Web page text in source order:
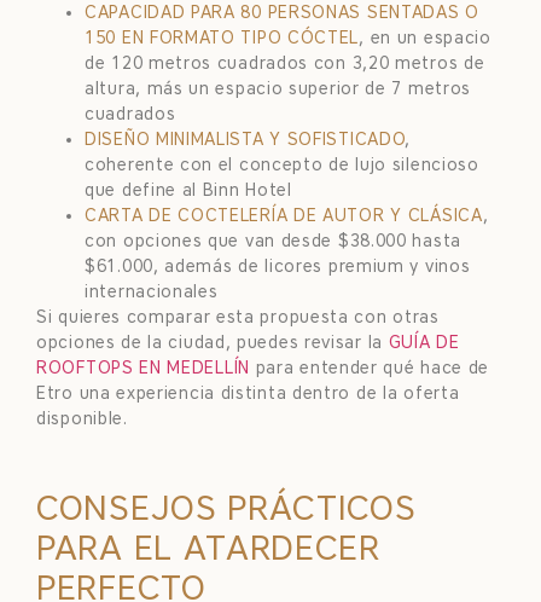
CAPACIDAD PARA 80 PERSONAS SENTADAS O
150 EN FORMATO TIPO CÓCTEL, en un espacio
de 120 metros cuadrados con 3,20 metros de
altura, más un espacio superior de 7 metros
cuadrados
DISEÑO MINIMALISTA Y SOFISTICADO,
coherente con el concepto de lujo silencioso
que define al Binn Hotel
CARTA DE COCTELERÍA DE AUTOR Y CLÁSICA,
con opciones que van desde $38.000 hasta
$61.000, además de licores premium y vinos
internacionales
Si quieres comparar esta propuesta con otras
opciones de la ciudad, puedes revisar la GUÍA DE
ROOFTOPS EN MEDELLÍN para entender qué hace de
Etro una experiencia distinta dentro de la oferta
disponible.
CONSEJOS PRÁCTICOS
PARA EL ATARDECER
PERFECTO